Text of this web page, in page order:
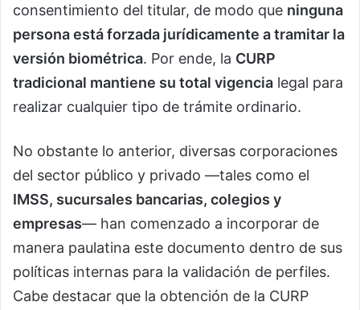
consentimiento del titular, de modo que ninguna
persona está forzada jurídicamente a tramitar la
versión biométrica. Por ende, la CURP
tradicional mantiene su total vigencia legal para
realizar cualquier tipo de trámite ordinario.
No obstante lo anterior, diversas corporaciones
del sector público y privado —tales como el
IMSS, sucursales bancarias, colegios y
empresas— han comenzado a incorporar de
manera paulatina este documento dentro de sus
políticas internas para la validación de perfiles.
Cabe destacar que la obtención de la CURP